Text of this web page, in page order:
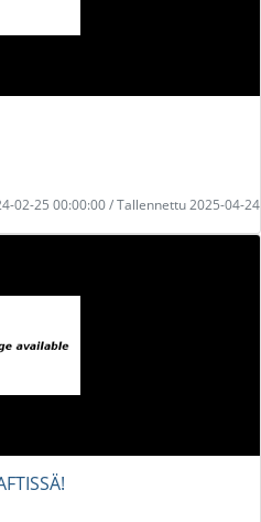
02-25 00:00:00 / Tallennettu 2025-04-24